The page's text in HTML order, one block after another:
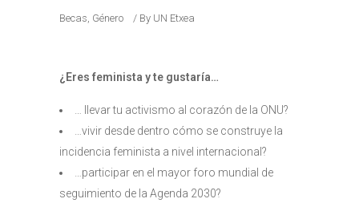
Becas, Género By UN Etxea
¿Eres feminista y te gustaría…
… llevar tu activismo al corazón de la ONU?
…vivir desde dentro cómo se construye la
incidencia feminista a nivel internacional?
…participar en el mayor foro mundial de
seguimiento de la Agenda 2030?